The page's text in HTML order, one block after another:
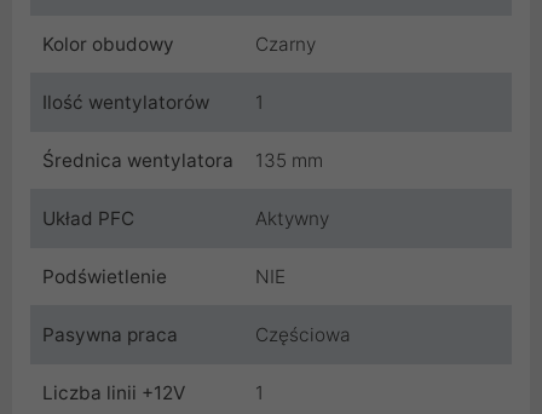
Kolor obudowy Czarny
Ilość wentylatorów 1
Średnica wentylatora 135 mm
Układ PFC Aktywny
Podświetlenie NIE
Pasywna praca Częściowa
Liczba linii +12V 1